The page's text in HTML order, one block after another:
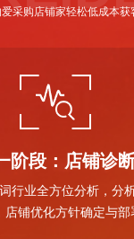
采购店铺家轻松低成本获
阶段：店铺诊
行业全方位分析，分
店铺优化方针确定与部